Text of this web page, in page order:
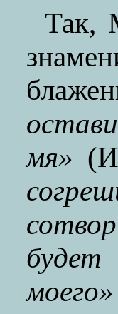
Так,
мя»
моего»